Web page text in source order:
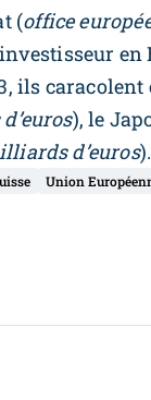
(office
en
ils
), le
d’euros).
Union